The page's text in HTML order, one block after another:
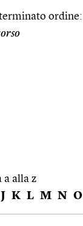
ordine:
alla z
J K L M N O